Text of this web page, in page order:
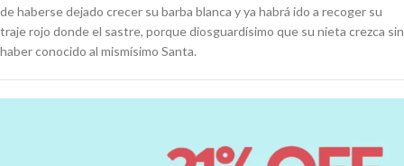
de haberse dejado crecer su barba blanca y ya habrá ido a recoger su
traje rojo donde el sastre, porquediosguardísimo que su nieta crezca sin
haber conocido al mismísimo Santa.